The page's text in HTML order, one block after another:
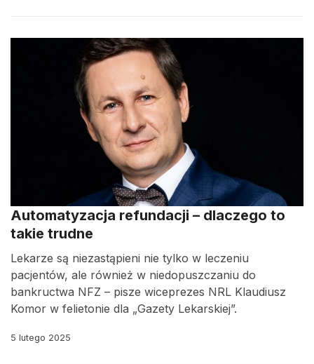
Automatyzacja refundacji – dlaczego to
takie trudne
Lekarze są niezastąpieni nie tylko w leczeniu
pacjentów, ale również w niedopuszczaniu do
bankructwa NFZ – pisze wiceprezes NRL Klaudiusz
Komor w felietonie dla „Gazety Lekarskiej”.
5 lutego 2025